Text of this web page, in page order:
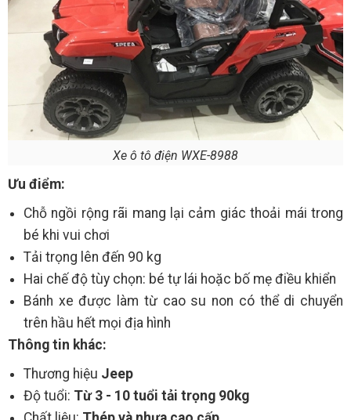
Xe ô tô điện WXE-8988
Ưu điểm:
Chỗ ngồi rộng rãi mang lại cảm giác thoải mái trong
bé khi vui chơi
Tải trọng lên đến 90 kg
Hai chế độ tùy chọn: bé tự lái hoặc bố mẹ điều khiển
Bánh xe được làm từ cao su non có thể di chuyển
trên hầu hết mọi địa hình
Thông tin khác:
Thương hiệu Jeep
Độ tuổi: Từ 3 - 10 tuổi tải trọng 90kg